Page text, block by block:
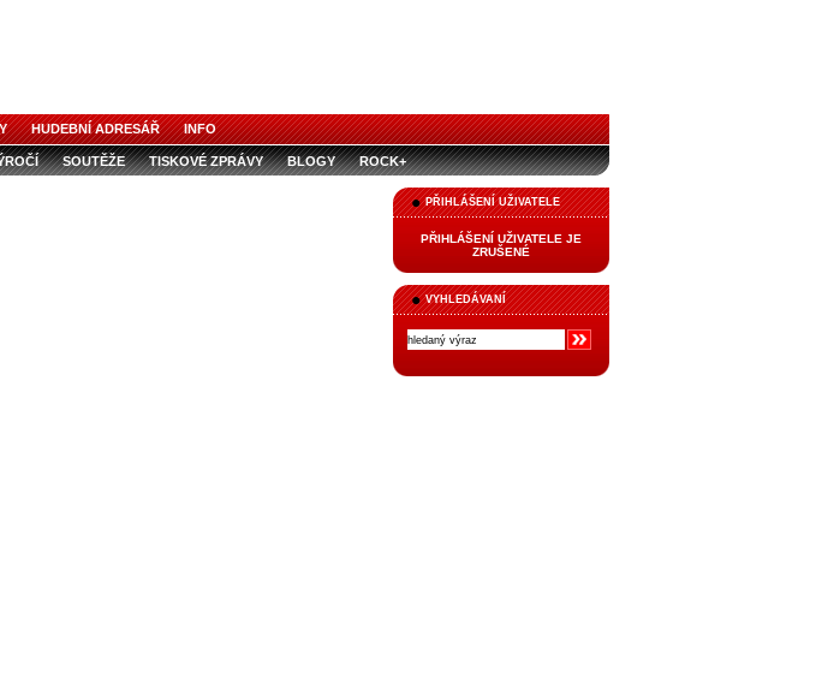
HUDEBNÍ ADRESÁŘ INFO
SOUTĚŽE TISKOVÉ ZPRÁVY BLOGY ROCK+
PŘIHLÁŠENÍ UŽIVATELE
PŘIHLÁŠENÍ UŽIVATELE JE
ZRUŠENÉ
VYHLEDÁVANÍ